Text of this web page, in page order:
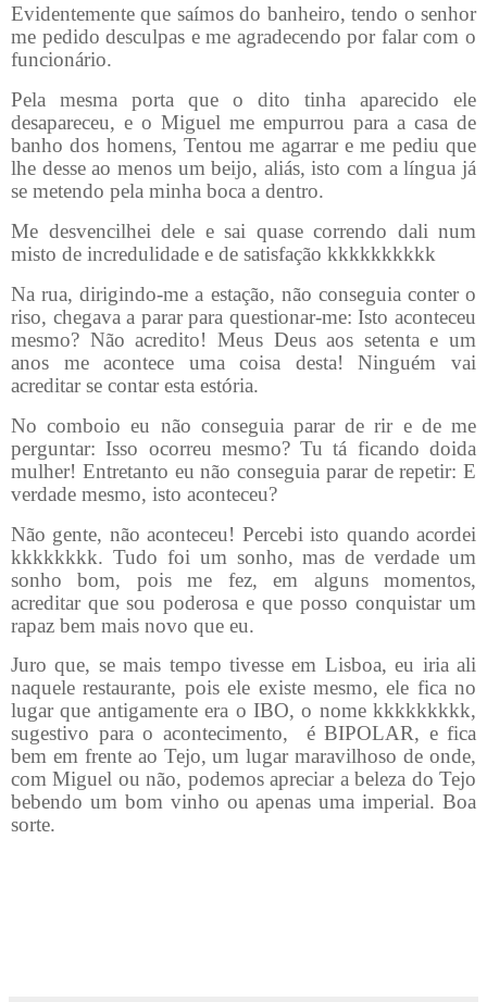
Evidentemente que saímos do banheiro, tendo o senhor
me pedido desculpas e me agradecendo por falar com o
funcionário.
Pela mesma porta que o dito tinha aparecido ele
desapareceu, e o Miguel me empurrou para a casa de
banho dos homens, Tentou me agarrar e me pediu que
lhe desse ao menos um beijo, aliás, isto com a língua já
se metendo pela minha boca a dentro.
Me desvencilhei dele e sai quase correndo dali num
misto de incredulidade e de satisfação kkkkkkkkkk
Na rua, dirigindo-me a estação, não conseguia conter o
riso, chegava a parar para questionar-me: Isto aconteceu
mesmo? Não acredito! Meus Deus aos setenta e um
anos me acontece uma coisa desta! Ninguém vai
acreditar se contar esta estória.
No comboio eu não conseguia parar de rir e de me
perguntar: Isso ocorreu mesmo? Tu tá ficando doida
mulher! Entretanto eu não conseguia parar de repetir: E
verdade mesmo, isto aconteceu?
Não gente, não aconteceu! Percebi isto quando acordei
kkkkkkkk. Tudo foi um sonho, mas de verdade um
sonho bom, pois me fez, em alguns momentos,
acreditar que sou poderosa e que posso conquistar um
rapaz bem mais novo que eu.
Juro que, se mais tempo tivesse em Lisboa, eu iria ali
naquele restaurante, pois ele existe mesmo, ele fica no
lugar que antigamente era o IBO, o nome kkkkkkkkk,
sugestivo para o acontecimento,
é BIPOLAR, e fica
bem em frente ao Tejo, um lugar maravilhoso de onde,
com Miguel ou não, podemos apreciar a beleza do Tejo
bebendo um bom vinho ou apenas uma imperial. Boa
sorte.